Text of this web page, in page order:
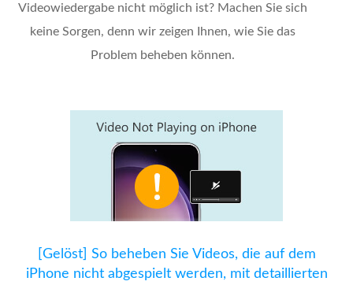
Videowiedergabe nicht möglich ist? Machen Sie sich
keine Sorgen, denn wir zeigen Ihnen, wie Sie das
Problem beheben können.
[Gelöst] So beheben Sie Videos, die auf dem
iPhone nicht abgespielt werden, mit detaillierten